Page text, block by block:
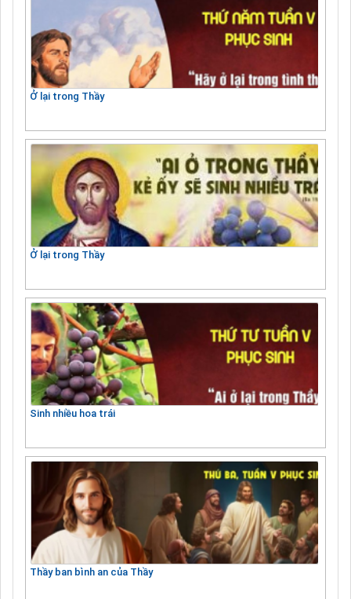
Ở lại trong Thầy
Ở lại trong Thầy
Sinh nhiều hoa trái
Thầy ban bình an của Thầy